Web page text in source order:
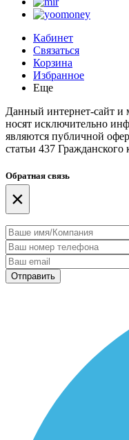
Кабинет
Связаться
Корзина
Избранное
Еще
Данный интернет-сайт и
носят исключительно
являются публичной
статьи 437 Гражданского
Обратная связь
×
Отправить